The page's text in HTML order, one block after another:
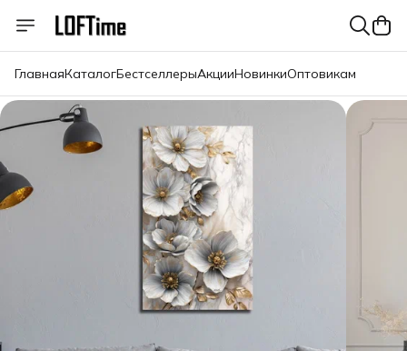
ГлавнаяКаталогБестселлерыАкцииНовинкиОптовикам